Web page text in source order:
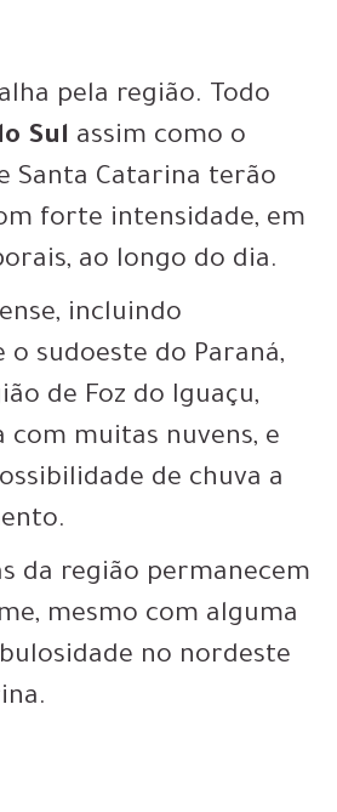
pela região. Todo
Sul assim como o
Santa Catarina terão
forte intensidade, em
ao longo do dia.
incluindo
o sudoeste do Paraná,
de Foz do Iguaçu,
com muitas nuvens, e
de chuva a
da região permanecem
mesmo com alguma
no nordeste